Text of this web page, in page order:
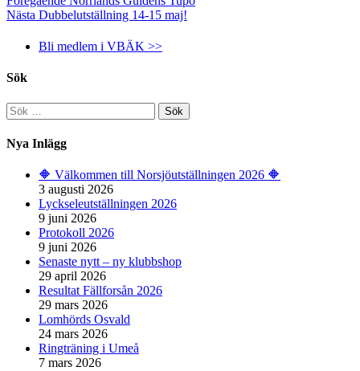
Nästa Dubbelutställning 14-15 maj!
Bli medlem i VBÄK >>
Sök
Sök
efter:
Nya Inlägg
🔶️ Välkommen till Norsjöutställningen 2026 🔶️
3 augusti 2026
Lyckseleutställningen 2026
9 juni 2026
Protokoll 2026
9 juni 2026
Senaste nytt – ny klubbshop
29 april 2026
Resultat Fällforsån 2026
29 mars 2026
Lomhörds Osvald
24 mars 2026
Ringträning i Umeå
7 mars 2026